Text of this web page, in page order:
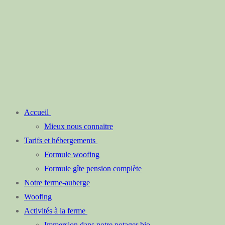
Accueil
Mieux nous connaitre
Tarifs et hébergements
Formule woofing
Formule gîte pension complète
Notre ferme-auberge
Woofing
Activités à la ferme